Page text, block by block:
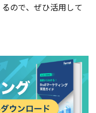
ので、ぜひ活用して